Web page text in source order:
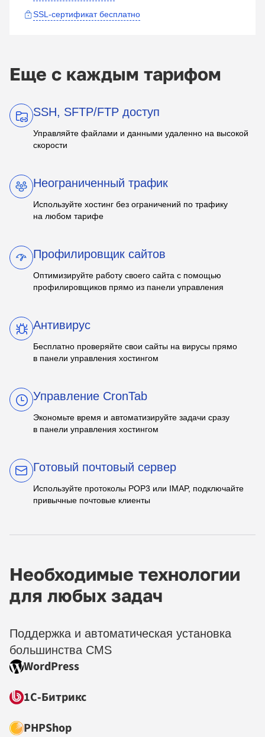
SSL-сертификат бесплатно
Еще с каждым тарифом
SSH, SFTP/FTP доступ
Управляйте файлами и данными удаленно на высокой
скорости
Неограниченный трафик
Используйте хостинг без ограничений по трафику
на любом тарифе
Профилировщик сайтов
Оптимизируйте работу своего сайта с помощью
профилировщиков прямо из панели управления
Антивирус
Бесплатно проверяйте свои сайты на вирусы прямо
в панели управления хостингом
Управление CronTab
Экономьте время и автоматизируйте задачи сразу
в панели управления хостингом
Готовый почтовый сервер
Используйте протоколы POP3 или IMAP, подключайте
привычные почтовые клиенты
Необходимые технологии
для любых задач
Поддержка и автоматическая установка
большинства CMS
WordPress
1С‑Битрикс
PHPShop